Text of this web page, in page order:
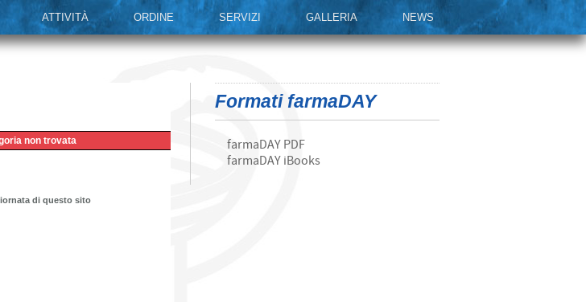
ATTIVITÀ ORDINE SERVIZI GALLERIA NEWS
Formati farmaDAY
farmaDAY PDF
farmaDAY iBooks